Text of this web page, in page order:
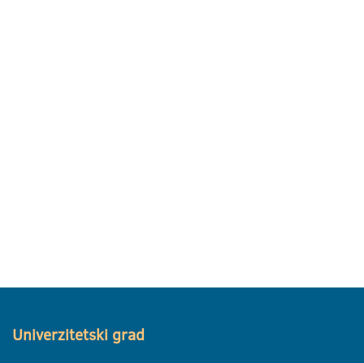
Univerzitetski grad